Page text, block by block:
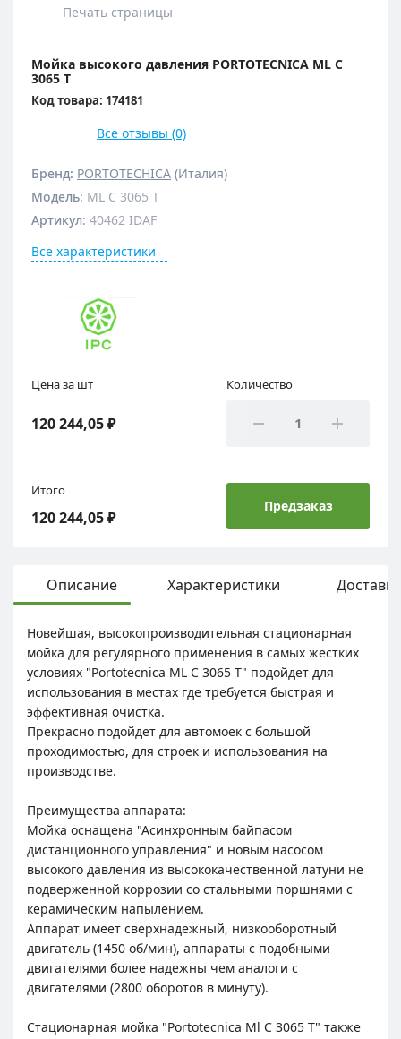
Печать страницы
Мойка высокого давления PORTOTECNICA ML C
3065 T
Код товара: 174181
Все отзывы (0)
Бренд: PORTOTECHICA (Италия)
Модель: ML C 3065 T
Артикул: 40462 IDAF
Все характеристики
Цена за шт
120 244,05 ₽
Количество
Итого
120 244,05 ₽
Предзаказ
Описание Характеристики Доставка
Новейшая, высокопроизводительная стационарная
мойка для регулярного применения в самых жестких
условиях "Portotecnica ML C 3065 T" подойдет для
использования в местах где требуется быстрая и
эффективная очистка.
Прекрасно подойдет для автомоек с большой
проходимостью, для строек и использования на
производстве.
Преимущества аппарата:
Мойка оснащена "Асинхронным байпасом
дистанционного управления" и новым насосом
высокого давления из высококачественной латуни не
подверженной коррозии со стальными поршнями с
керамическим напылением.
Аппарат имеет сверхнадежный, низкооборотный
двигатель (1450 об/мин), аппараты с подобными
двигателями более надежны чем аналоги с
двигателями (2800 оборотов в минуту).
Стационарная мойка "Portotecnica Ml C 3065 T" также